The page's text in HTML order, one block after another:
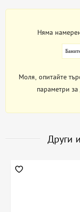
Няма
Моля, опитайте
параметри
Други